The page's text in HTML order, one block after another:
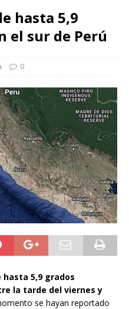
hasta 5,9
el sur de Perú
0
hasta 5,9 grados
la tarde del viernes y
se hayan reportado